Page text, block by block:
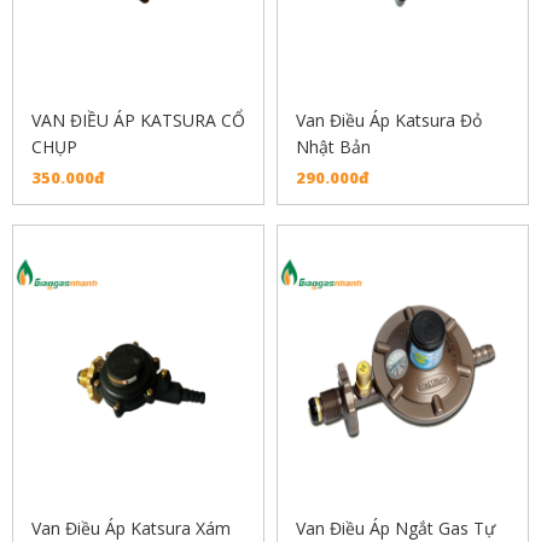
VAN ĐIỀU ÁP KATSURA CỔ
CHỤP
350.000đ
Van Điều Áp Katsura Đỏ
Nhật Bản
290.000đ
Van Điều Áp Katsura Xám
Van Điều Áp Ngắt Gas Tự